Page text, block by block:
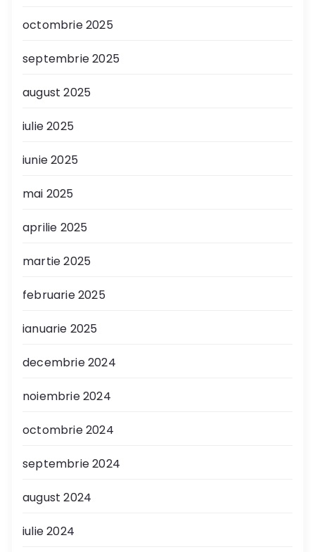
octombrie 2025
septembrie 2025
august 2025
iulie 2025
iunie 2025
mai 2025
aprilie 2025
martie 2025
februarie 2025
ianuarie 2025
decembrie 2024
noiembrie 2024
octombrie 2024
septembrie 2024
august 2024
iulie 2024